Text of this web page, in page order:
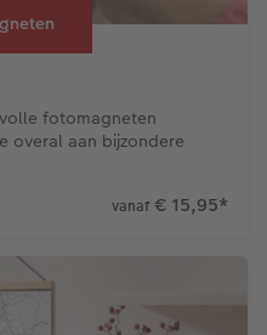
fotomagneten
overal aan bijzondere
vanaf € 15,95*